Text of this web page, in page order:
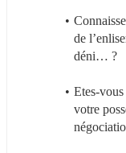
de
déni… ?
Etes-
votre